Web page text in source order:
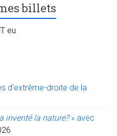
billets
eu
d’extrême-droite de la
inventé la nature?» avec